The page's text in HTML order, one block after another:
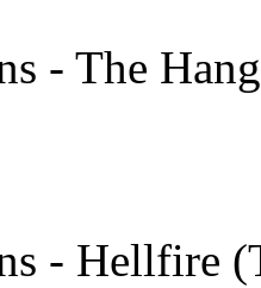
- The
- Hellfire